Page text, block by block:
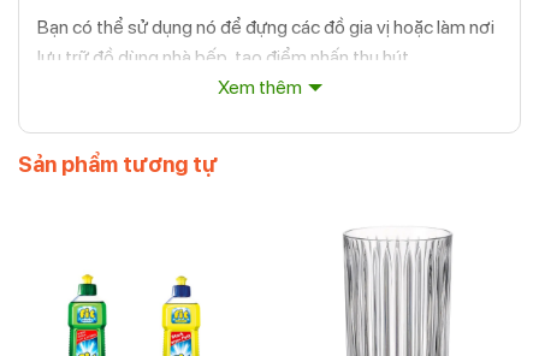
Bạn có thể sử dụng nó để đựng các đồ gia vị hoặc làm nơi
lưu trữ đồ dùng nhà bếp, tạo điểm nhấn thu hút.
Xem thêm
Sản phẩm tương tự